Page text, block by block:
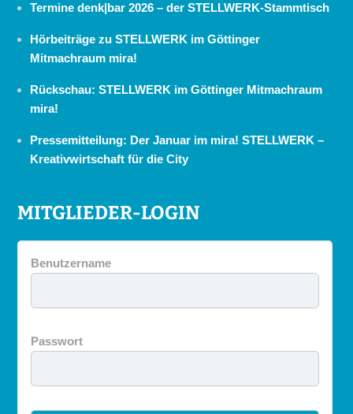
Termine denk|bar 2026 – der STELLWERK-Stammtisch
Hörbeiträge zu STELLWERK im Göttinger
Mitmachraum mira!
Rückschau: STELLWERK im Göttinger Mitmachraum
mira!
Pressemitteilung: Der Januar im mira! STELLWERK –
Kreativwirtschaft für die City
MITGLIEDER-LOGIN
Benutzername
Passwort